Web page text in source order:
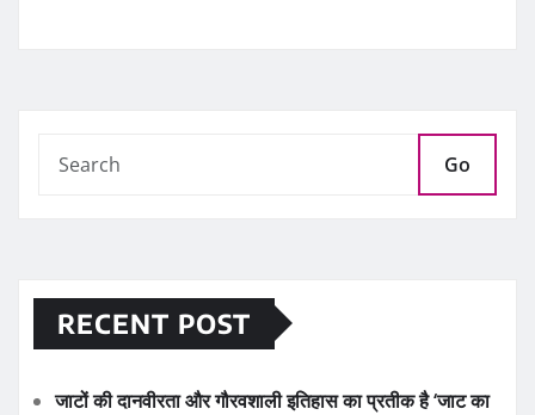
Go
RECENT POST
जाटों की दानवीरता और गौरवशाली इतिहास का प्रतीक है ‘जाट का